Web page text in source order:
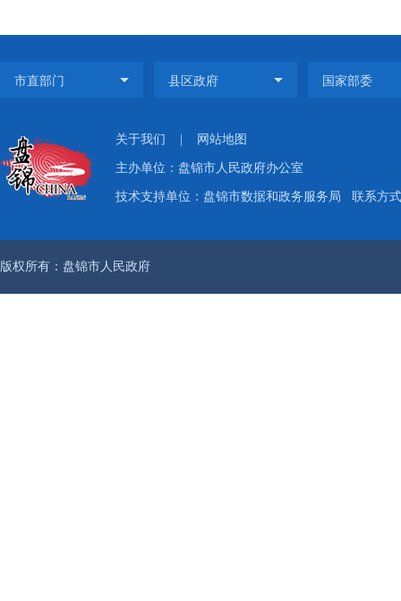
关于我们 网站地图
主办单位：盘锦市人民政府办公室
技术支持单位：盘锦市数据和政务服务局 联系方
版权所有：盘锦市人民政府